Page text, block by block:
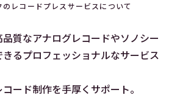
のレコードプレスサービスについて
質なアナログレコードやソノシー
きるプロフェッショナルなサービス
ード制作を手厚くサポート。